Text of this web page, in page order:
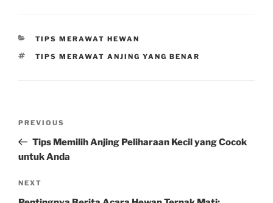
CATEGORIES
TIPS MERAWAT HEWAN
TAGS
TIPS MERAWAT ANJING YANG BENAR
Previous
Post
PREVIOUS
Tips Memilih Anjing Peliharaan Kecil yang Cocok
untuk Anda
Next
Post
NEXT